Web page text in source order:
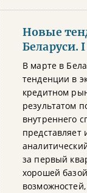
Новые
Беларуси.
В марте в
тенденции в
кредитном
результатом
внутреннего
за первый
хорошей